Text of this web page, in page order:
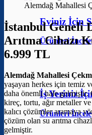
Eviniz İçin
Ürünleri İncele
İş Yeriniz
Ürünleri İncele
Alemdağ Mahallesi
İstanbul Geneli
Arıtma Cihazı
6.999 TL
Alemdağ Mahallesi
yaşayan herkes için temiz
daha önemli hale gelmiştir.
kireç, tortu, ağır metaller
kalıcı çözümler aramaya
çözüm olan su arıtma
gelmiştir.